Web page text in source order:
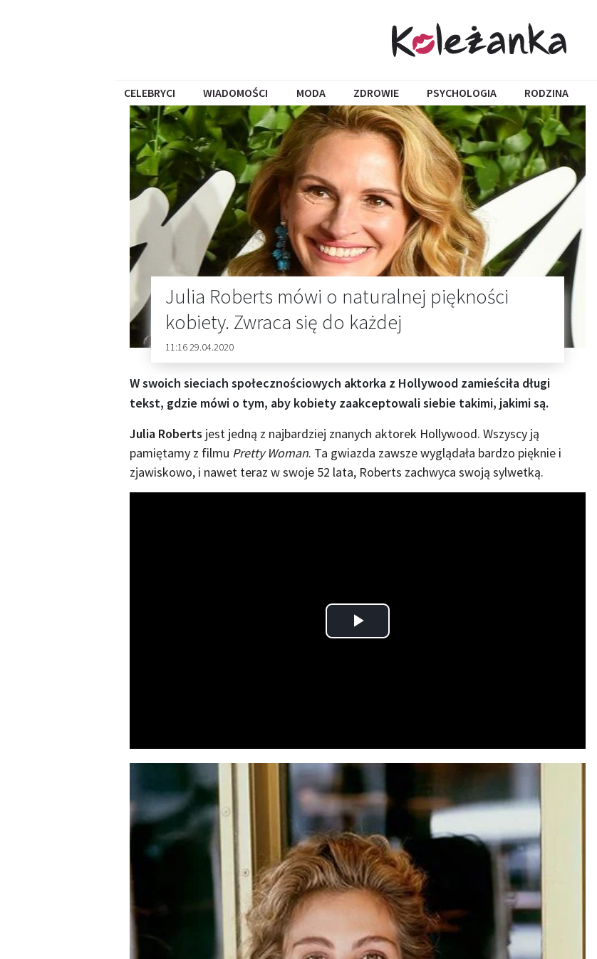
CELEBRYCI WIADOMOŚCI MODA ZDROWIE PSYCHOLOGIA RODZINA
Julia Roberts mówi o naturalnej piękności
kobiety. Zwraca się do każdej
11:16 29.04.2020
W swoich sieciach społecznościowych aktorka z Hollywood zamieściła długi
tekst, gdzie mówi o tym, aby kobiety zaakceptowali siebie takimi, jakimi są.
Julia Roberts jest jedną z najbardziej znanych aktorek Hollywood. Wszyscy ją
pamiętamy z filmu Pretty Woman. Ta gwiazda zawsze wyglądała bardzo pięknie i
zjawiskowo, i nawet teraz w swoje 52 lata, Roberts zachwyca swoją sylwetką.
Play